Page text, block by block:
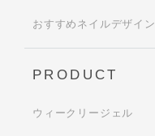
おすすめネイルデザイン
PRODUCT
ウィークリージェル